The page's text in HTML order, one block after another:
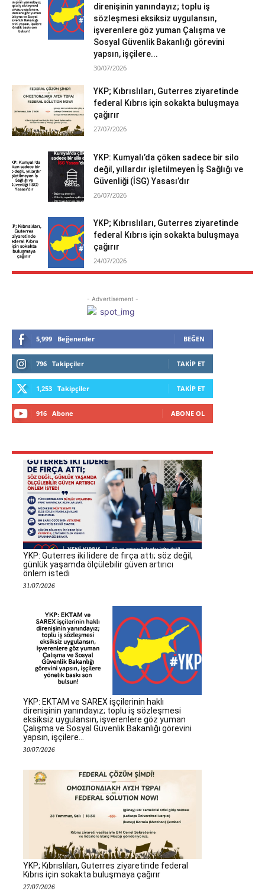
direnişinin yanındayız; toplu iş
sözleşmesi eksiksiz uygulansın,
işverenlere göz yuman Çalışma ve
Sosyal Güvenlik Bakanlığı görevini
yapsın, işçilere...
30/07/2026
YKP; Kıbrıslıları, Guterres ziyaretinde
federal Kıbrıs için sokakta buluşmaya
çağırır
27/07/2026
YKP: Kumyalı’da çöken sadece bir silo
değil, yıllardır işletilmeyen İş Sağlığı ve
Güvenliği (İSG) Yasası’dır
26/07/2026
YKP; Kıbrıslıları, Guterres ziyaretinde
federal Kıbrıs için sokakta buluşmaya
çağırır
24/07/2026
- Advertisement -
5,999 Beğenenler BEĞEN
796 Takipçiler TAKIP ET
1,253 Takipçiler TAKIP ET
916 Abone ABONE OL
YKP: Guterres iki lidere de fırça attı; söz değil,
günlük yaşamda ölçülebilir güven artırıcı
önlem istedi
31/07/2026
YKP: EKTAM ve SAREX işçilerinin haklı
direnişinin yanındayız; toplu iş sözleşmesi
eksiksiz uygulansın, işverenlere göz yuman
Çalışma ve Sosyal Güvenlik Bakanlığı görevini
yapsın, işçilere...
30/07/2026
YKP; Kıbrıslıları, Guterres ziyaretinde federal
Kıbrıs için sokakta buluşmaya çağırır
27/07/2026